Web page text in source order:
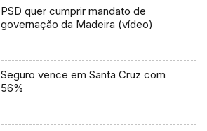
PSD quer cumprir mandato de
governação da Madeira (vídeo)
Seguro vence em Santa Cruz com
56%